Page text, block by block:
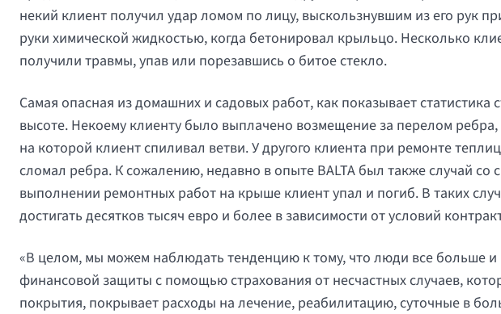
некий клиент получил удар ломом по лицу, выскользнувшим из его рук
руки химической жидкостью, когда бетонировал крыльцо. Несколько
получили травмы, упав или порезавшись о битое стекло.
Самая опасная из домашних и садовых работ, как показывает статистика
высоте. Некоему клиенту было выплачено возмещение за перелом
на которой клиент спиливал ветви. У другого клиента при ремонте
сломал ребра. К сожалению, недавно в опыте BALTA был также случай со
выполнении ремонтных работ на крыше клиент упал и погиб. В таких
достигать десятков тысяч евро и более в зависимости от условий
«В целом, мы можем наблюдать тенденцию к тому, что люди все больше
финансовой защиты с помощью страхования от несчастных случаев,
покрытия, покрывает расходы на лечение, реабилитацию, суточные в